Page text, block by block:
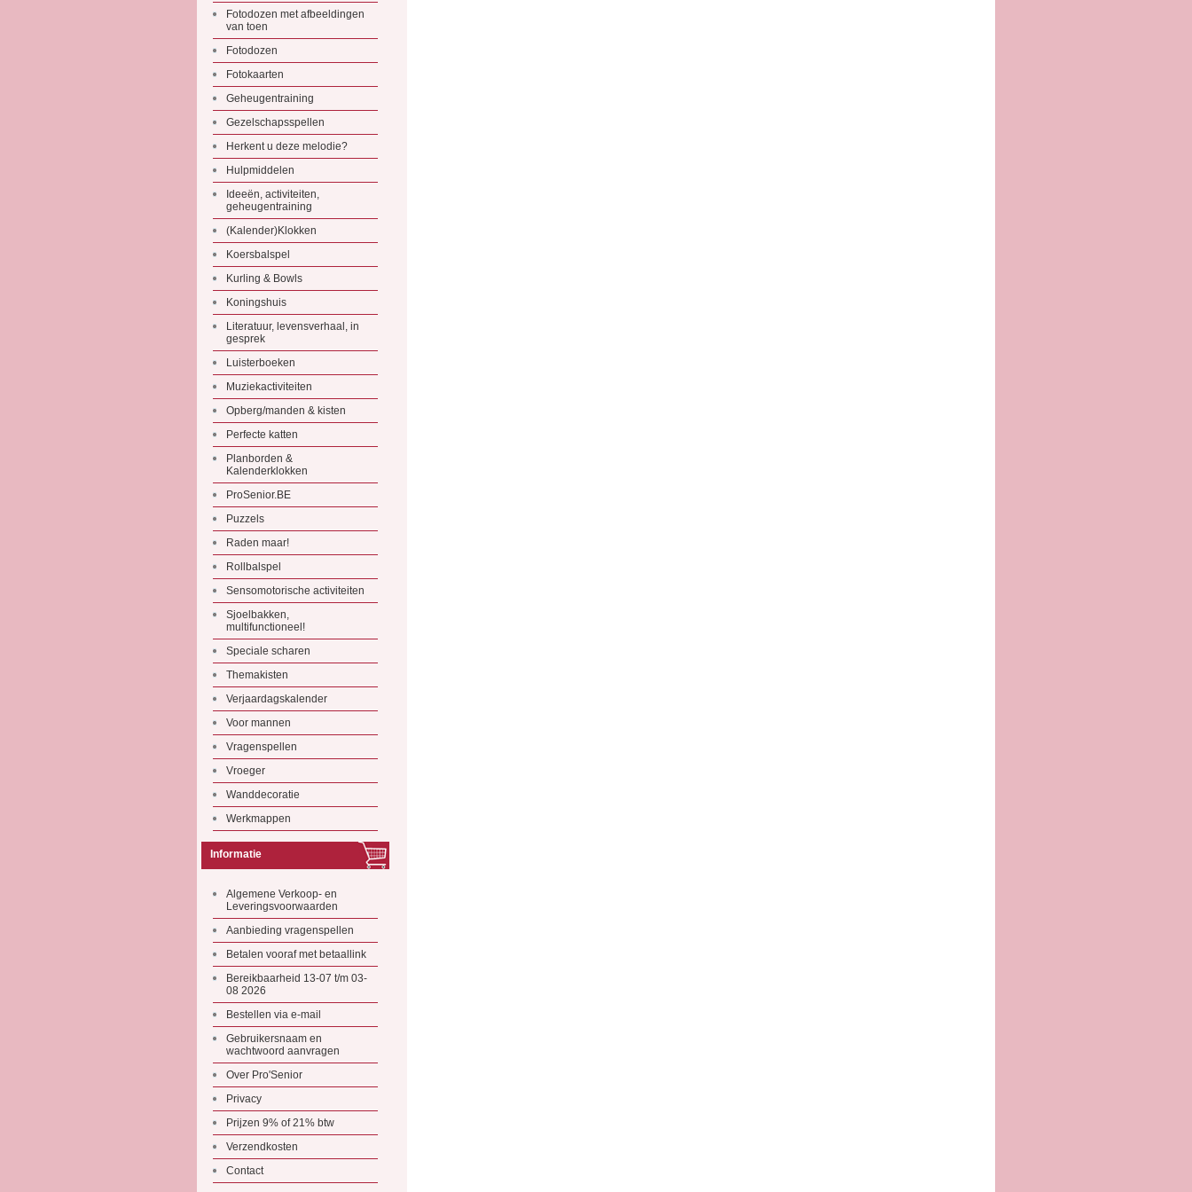
Fotodozen met afbeeldingen
van toen
Fotodozen
Fotokaarten
Geheugentraining
Gezelschapsspellen
Herkent u deze melodie?
Hulpmiddelen
Ideeën, activiteiten,
geheugentraining
(Kalender)Klokken
Koersbalspel
Kurling & Bowls
Koningshuis
Literatuur, levensverhaal, in
gesprek
Luisterboeken
Muziekactiviteiten
Opberg/manden & kisten
Perfecte katten
Planborden &
Kalenderklokken
ProSenior.BE
Puzzels
Raden maar!
Rollbalspel
Sensomotorische activiteiten
Sjoelbakken,
multifunctioneel!
Speciale scharen
Themakisten
Verjaardagskalender
Voor mannen
Vragenspellen
Vroeger
Wanddecoratie
Werkmappen
Informatie
Algemene Verkoop- en
Leveringsvoorwaarden
Aanbieding vragenspellen
Betalen vooraf met betaallink
Bereikbaarheid 13-07 t/m 03-
08 2026
Bestellen via e-mail
Gebruikersnaam en
wachtwoord aanvragen
Over Pro'Senior
Privacy
Prijzen 9% of 21% btw
Verzendkosten
Contact